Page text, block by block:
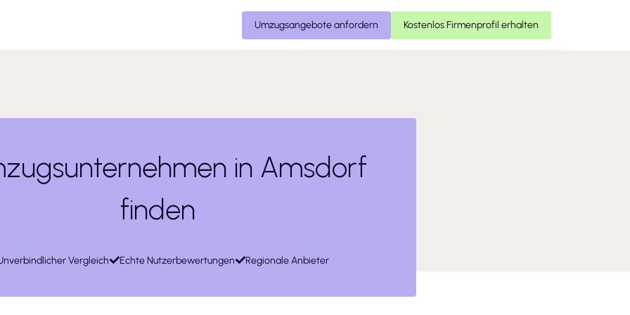
Umzugsangebote anfordern Kostenlos Firmenprofil erhalten
in Amsdorf
finden
Vergleich Echte Nutzerbewertungen Regionale Anbieter